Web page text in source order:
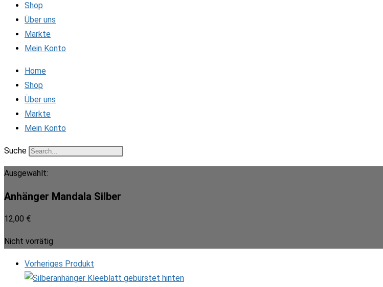
Shop
Über uns
Märkte
Mein Konto
Home
Shop
Über uns
Märkte
Mein Konto
Suche
Ausgewählt:
Anhänger Mandala Silber
12,00 €
Nicht vorrätig
Vorheriges Produkt